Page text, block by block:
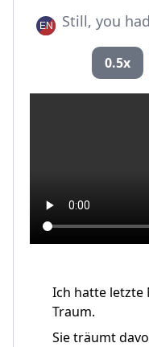
Still, you
0.5x
Ich hatte letzte
Traum.
Sie träumt